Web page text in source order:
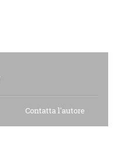
Contatta l'autore